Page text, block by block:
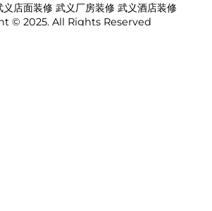
店面装修 武义厂房装修 武义酒店装修
© 2025. All Rights Reserved